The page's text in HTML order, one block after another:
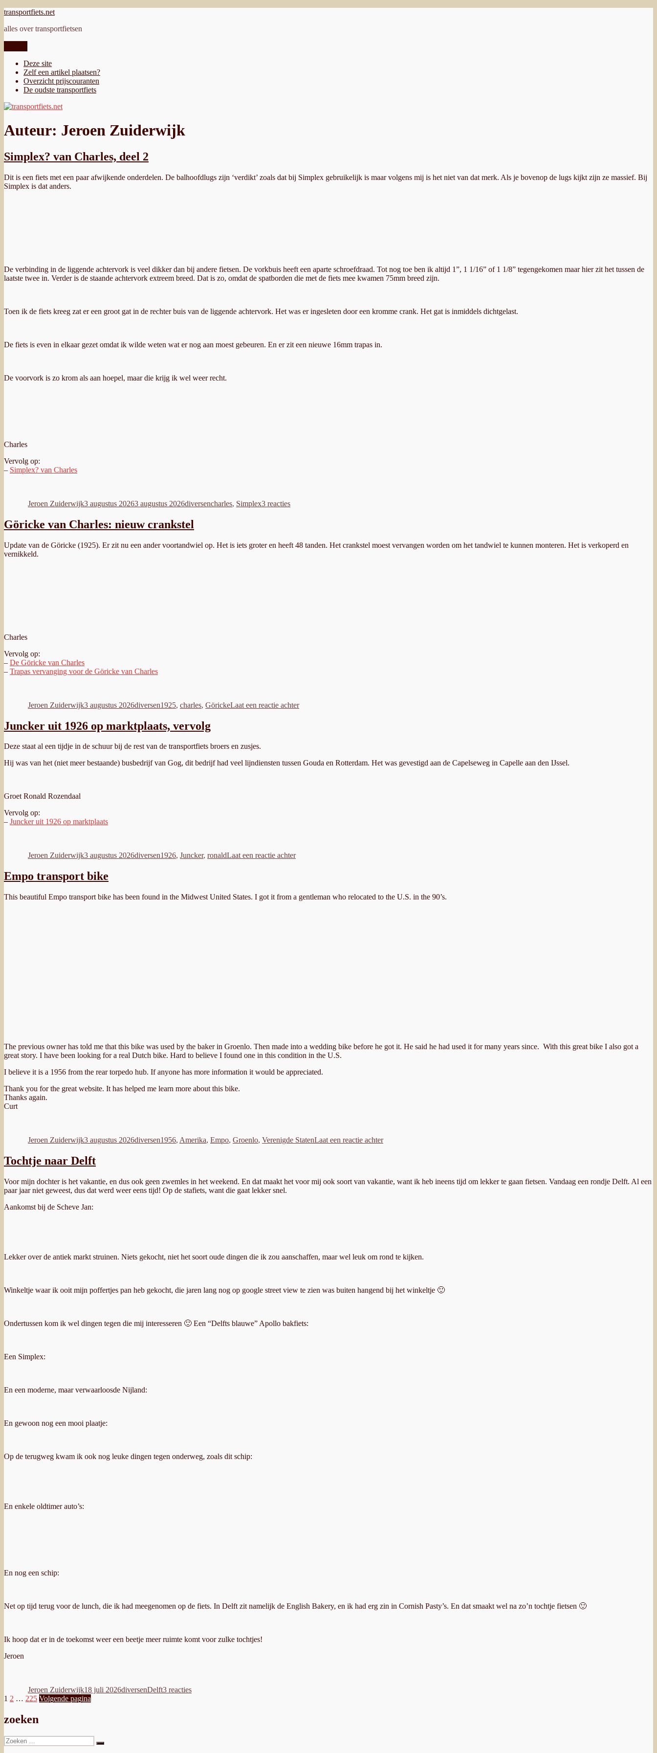
Ga
de
transportfiets.net
alles over transportfietsen
Deze site
Zelf een artikel plaatsen?
Overzicht prijscouranten
De oudste transportfiets
Auteur: Jeroen Zuiderwijk
Simplex? van Charles, deel 2
Dit is een fiets met een paar afwijkende onderdelen. De balhoofdlugs zijn ‘verdikt’ zoals dat bij Simplex gebruikelijk is maar volgens mij is het niet van dat merk. Als je bovenop de lugs kijkt zijn ze massief. Bij
Simplex is dat anders.
De verbinding in de liggende achtervork is veel dikker dan bij andere fietsen. De vorkbuis heeft een aparte schroefdraad. Tot nog toe ben ik altijd 1”, 1 1/16” of 1 1/8” tegengekomen maar hier zit het tussen de
laatste twee in. Verder is de staande achtervork extreem breed. Dat is zo, omdat de spatborden die met de fiets mee kwamen 75mm breed zijn.
Toen ik de fiets kreeg zat er een groot gat in de rechter buis van de liggende achtervork. Het was er ingesleten door een kromme crank. Het gat is inmiddels dichtgelast.
De fiets is even in elkaar gezet omdat ik wilde weten wat er nog aan moest gebeuren. En er zit een nieuwe 16mm trapas in.
De voorvork is zo krom als aan hoepel, maar die krijg ik wel weer recht.
Charles
Vervolg op:
– Simplex? van Charles
Jeroen Zuiderwijk3 augustus 20263 augustus 2026diversencharles, Simplex3 reactiesvan
Göricke van Charles: nieuw crankstel
Update van de Göricke (1925). Er zit nu een ander voortandwiel op. Het is iets groter en heeft 48 tanden. Het crankstel moest vervangen worden om het tandwiel te kunnen monteren. Het is verkoperd en
vernikkeld.
Charles
Vervolg op:
– De Göricke van Charles
– Trapas vervanging voor de Göricke van Charles
Jeroen Zuiderwijk3 augustus 2026diversen1925, charles, GörickeLaat een reactie achtervan
Juncker uit 1926 op marktplaats, vervolg
Deze staat al een tijdje in de schuur bij de rest van de transportfiets broers en zusjes.
Hij was van het (niet meer bestaande) busbedrijf van Gog, dit bedrijf had veel lijndiensten tussen Gouda en Rotterdam. Het was gevestigd aan de Capelseweg in Capelle aan den IJssel.
Groet Ronald Rozendaal
Vervolg op:
– Juncker uit 1926 op marktplaats
Jeroen Zuiderwijk3 augustus 2026diversen1926, Juncker, ronaldLaat een reactie achteruit
Empo transport bike
This beautiful Empo transport bike has been found in the Midwest United States. I got it from a gentleman who relocated to the U.S. in the 90’s.
The previous owner has told me that this bike was used by the baker in Groenlo. Then made into a wedding bike before he got it. He said he had used it for many years since. With this great bike I also got a
great story. I have been looking for a real Dutch bike. Hard to believe I found one in this condition in the U.S.
I believe it is a 1956 from the rear torpedo hub. If anyone has more information it would be appreciated.
Thank you for the great website. It has helped me learn more about this bike.
Thanks again.
Curt
Jeroen Zuiderwijk3 augustus 2026diversen1956, Amerika, Empo, Groenlo, Verenigde StatenLaat een reactie achtertransport
Tochtje naar Delft
Voor mijn dochter is het vakantie, en dus ook geen zwemles in het weekend. En dat maakt het voor mij ook soort van vakantie, want ik heb ineens tijd om lekker te gaan fietsen. Vandaag een rondje Delft. Al een
paar jaar niet geweest, dus dat werd weer eens tijd! Op de stafiets, want die gaat lekker snel.
Aankomst bij de Scheve Jan:
Lekker over de antiek markt struinen. Niets gekocht, niet het soort oude dingen die ik zou aanschaffen, maar wel leuk om rond te kijken.
Winkeltje waar ik ooit mijn poffertjes pan heb gekocht, die jaren lang nog op google street view te zien was buiten hangend bij het winkeltje 🙂
Ondertussen kom ik wel dingen tegen die mij interesseren 🙂 Een “Delfts blauwe” Apollo bakfiets:
Een Simplex:
En een moderne, maar verwaarloosde Nijland:
En gewoon nog een mooi plaatje:
Op de terugweg kwam ik ook nog leuke dingen tegen onderweg, zoals dit schip:
En enkele oldtimer auto’s:
En nog een schip:
Net op tijd terug voor de lunch, die ik had meegenomen op de fiets. In Delft zit namelijk de English Bakery, en ik had erg zin in Cornish Pasty’s. En dat smaakt wel na zo’n tochtje fietsen 🙂
Ik hoop dat er in de toekomst weer een beetje meer ruimte komt voor zulke tochtjes!
Jeroen
Jeroen Zuiderwijk18 juli 2026diversenDelft3 reactiesnaar
Berichten
paginering
Pagina
1 Pagina
2 … Pagina
225 Volgende pagina
zoeken
Zoeken
naar:
Zoeken